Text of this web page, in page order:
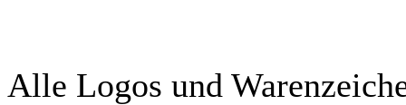
Alle Logos und